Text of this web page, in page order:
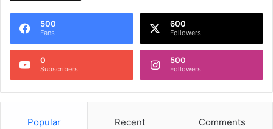
500
Fans
600
Followers
0
Subscribers
500
Followers
Popular Recent Comments